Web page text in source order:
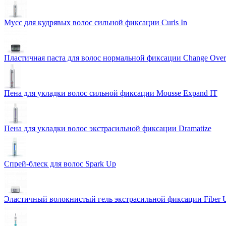
Мусс для кудрявых волос сильной фиксации Curls In
Пластичная паста для волос нормальной фиксации Change Over
Пена для укладки волос сильной фиксации Mousse Expand IT
Пена для укладки волос экстрасильной фиксации Dramatize
Спрей-блеск для волос Spark Up
Эластичный волокнистый гель экстрасильной фиксации Fiber